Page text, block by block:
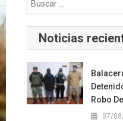
Noticias
Robo
07/